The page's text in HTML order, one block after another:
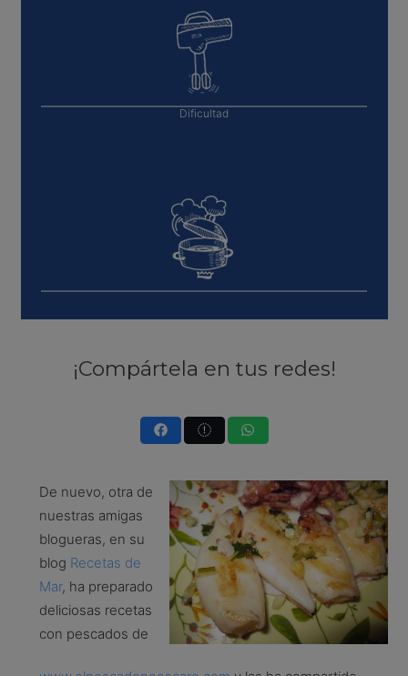
Dificultad
¡Compártela en tus redes!
De nuevo, otra de
nuestras amigas
blogueras, en su
blog Recetas de
Mar, ha preparado
deliciosas recetas
con pescados de